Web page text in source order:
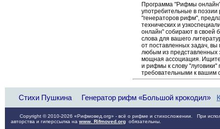
Программа "Рифмы
употребительные в поэзии
"генераторов рифм",
технических и
онлайн" собирают в своей
слова для вашего
от поставленных задач, вы
любым из
мощная ассоциация. Ищите
и рифмы к слову
требовательными к вашим
Стихи Пушкина Генератор рифм «Большой крокодил»
Copyright © 2010-2026 «Рифмовед.org» - всё о рифме и стихосложении. При
авторства и гиперссылка на www. Rifmoved.org обязательны.